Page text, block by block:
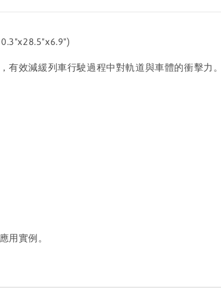
效減緩列車行駛過程中對軌道與車體的衝擊力
用實例。